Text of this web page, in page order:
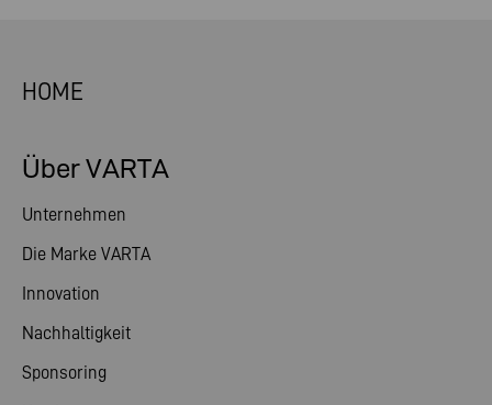
HOME
Über VARTA
Unternehmen
Die Marke VARTA
Innovation
Nachhaltigkeit
Sponsoring